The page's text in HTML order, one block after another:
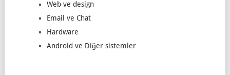
Web ve design
Email ve Chat
Hardware
Android ve Diğer sistemler